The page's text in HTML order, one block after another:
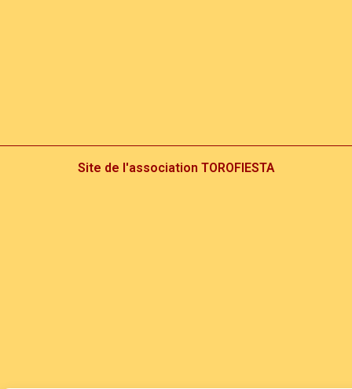
Site de l'association TOROFIESTA